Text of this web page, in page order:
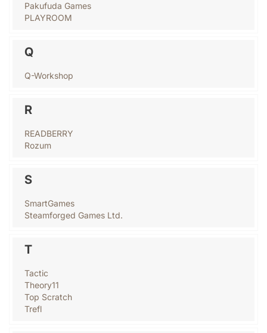
Pakufuda Games
PLAYROOM
Q
Q-Workshop
R
READBERRY
Rozum
S
SmartGames
Steamforged Games Ltd.
T
Tactic
Theory11
Top Scratch
Trefl